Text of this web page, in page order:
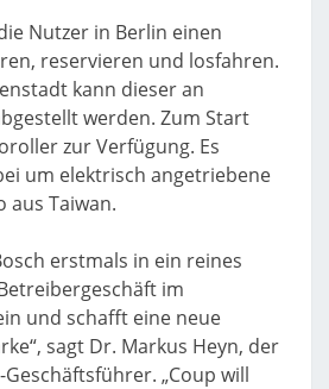
Nutzer in Berlin einen
reservieren und losfahren.
kann dieser an
werden. Zum Start
zur Verfügung. Es
um elektrisch angetriebene
aus Taiwan.
erstmals in ein reines
im
und schafft eine neue
sagt Dr. Markus Heyn, der
„Coup will